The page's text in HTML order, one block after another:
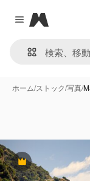
Close menu
Magnific
ホーム/ストック/写真/
Premium